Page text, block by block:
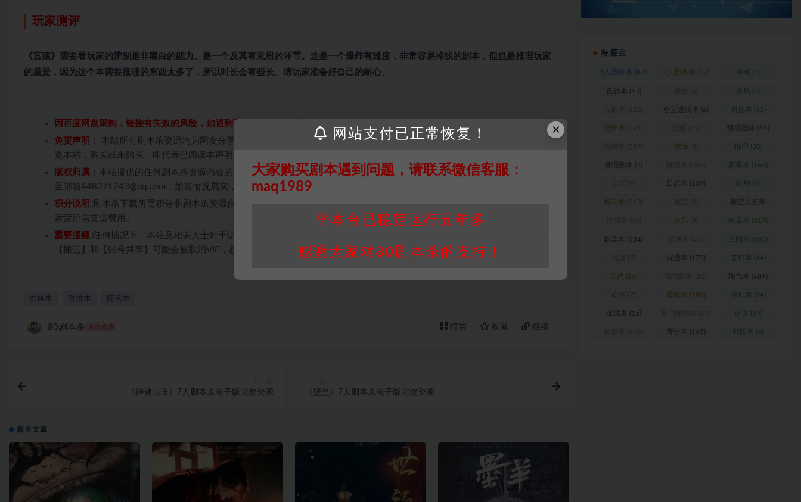
玩家测评
《宫殇》需要看玩家的辨别是非黑白的能力。是一个及其有意思的环节。这是一个爆炸有难度，非常容易掉线的剧本，但也是推理玩家
的最爱，因为这个本需要推理的东西太多了，所以时长会有些长。请玩家准备好自己的耐心。
因百度网盘限制，链接有失效的风险，如遇到无效链接请联系客服补发！！！网盘不限速下载神器→
免责声明 ： 本站所有剧本杀资源均为网友分享投稿+个人整理而来，仅供学习研究使用，请勿用于商业用途!任何人访问、浏
览本站，购买或未购买，即代表已阅读本声明，理解并同意受本条约约束，并遵守所有适用的法律法规。
版权归属 ：本站提供的任何剧本杀资源内容的版权均属于机关版权或权利人。如有侵权，请发邮件通知并提供相关证实资料
至邮箱448271243@qq.com，如若情况属实，我们将会在三天内下架相关剧本攻略。
积分说明 ∶剧本杀下载所需积分非剧本杀资源自身价值，本站积分为本站收取的赞助费，用于本站整理资料的时间成本及网站
运营所需支出费用。
重要提醒 ∶任何情况下，本站及相关人士对于访问或购买使用引起的任何行为和纠纷，本站概不承担任何责任。未经许可的
【搬运】和【账号共享】可能会被取消VIP，恕不另行通知！
古风本 对抗本 阵营本
80剧本杀 永久会员 打赏 收藏 链接
《神健山庄》7人剧本杀电子版完整资源 《壁垒》7人剧本杀电子版完整资源
相关文章
标签云
6人剧本杀 (67) 7人剧本杀 (17) 中式 (6)
反转本 (17) 古风 (6)
密室逃脱本 (6) 对抗本 (33)
恐怖本 (221) 情感剧本 (14)
惊悚 (8) 推理 (30)
推理剧本 (7) 新手本 (164)
日式本 (107) 机制 (6)
机制本 (313) 架空历史本
(102)
欢乐 (8) 欢乐本 (317)
欧美本 (124) 民国本 (103)
沉浸本 (175) 玄幻本 (44)
现代 (16) 现代本 (689)
硬核本 (286) 科幻本 (34)
谍战本 (15) 还原 (14)
阵营本 (165) 韩国本 (6)
×
网站支付已正常恢复！
大家购买剧本遇到问题，请联系微信客服：
maq1989
平本台已稳定运行五年多
感谢大家对80剧本杀的支持！